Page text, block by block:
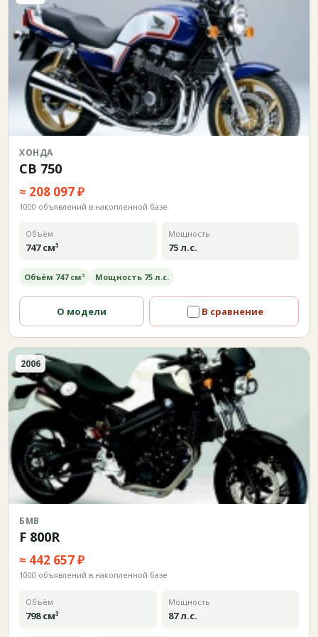
ХОНДА
CB 750
≈ 208 097 ₽
1000 объявлений в накопленной базе
Объём
747 см³
Мощность
75 л.с.
Объём 747 см³ Мощность 75 л.с.
О модели В сравнение
2006
БМВ
F 800R
≈ 442 657 ₽
1000 объявлений в накопленной базе
Объём
798 см³
Мощность
87 л.с.